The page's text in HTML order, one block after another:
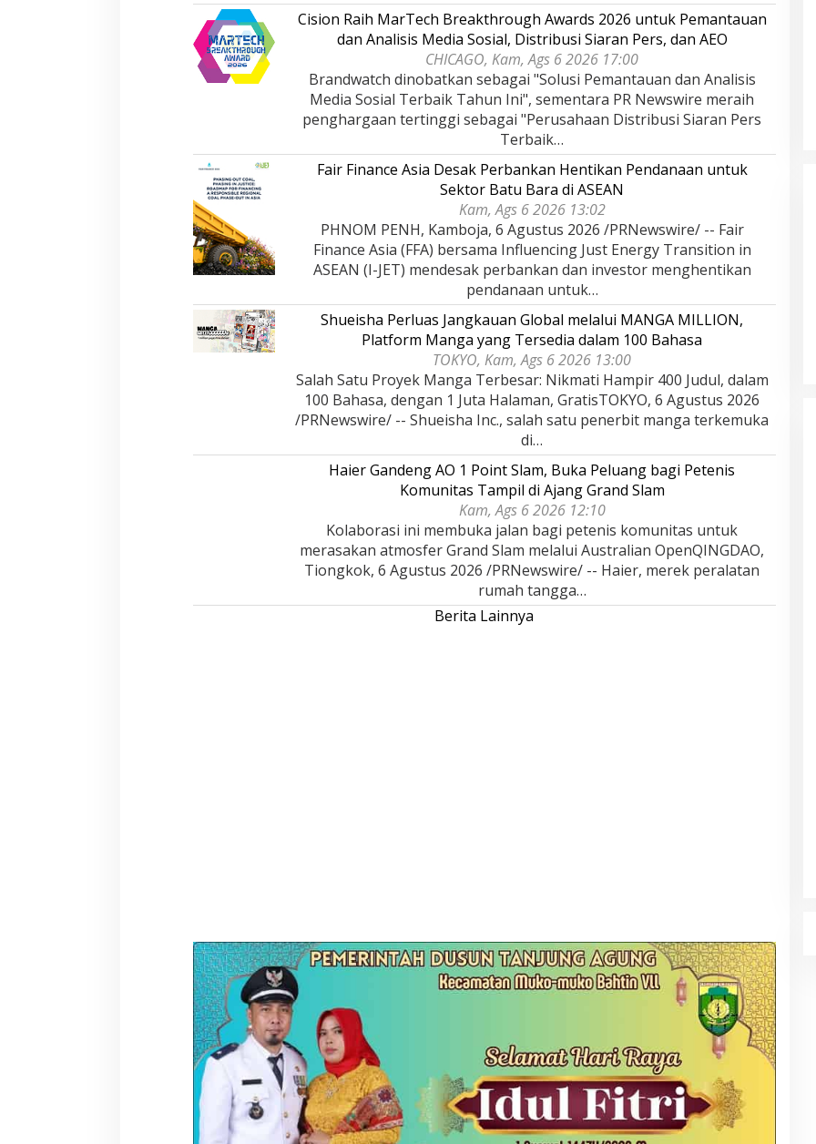
Cision Raih MarTech Breakthrough Awards 2026 untuk Pemantauan
dan Analisis Media Sosial, Distribusi Siaran Pers, dan AEO
CHICAGO, Kam, Ags 6 2026 17:00
Brandwatch dinobatkan sebagai "Solusi Pemantauan dan Analisis
Media Sosial Terbaik Tahun Ini", sementara PR Newswire meraih
penghargaan tertinggi sebagai "Perusahaan Distribusi Siaran Pers
Terbaik…
Fair Finance Asia Desak Perbankan Hentikan Pendanaan untuk
Sektor Batu Bara di ASEAN
Kam, Ags 6 2026 13:02
PHNOM PENH, Kamboja, 6 Agustus 2026 /PRNewswire/ -- Fair
Finance Asia (FFA) bersama Influencing Just Energy Transition in
ASEAN (I-JET) mendesak perbankan dan investor menghentikan
pendanaan untuk…
Shueisha Perluas Jangkauan Global melalui MANGA MILLION,
Platform Manga yang Tersedia dalam 100 Bahasa
TOKYO, Kam, Ags 6 2026 13:00
Salah Satu Proyek Manga Terbesar: Nikmati Hampir 400 Judul, dalam
100 Bahasa, dengan 1 Juta Halaman, GratisTOKYO, 6 Agustus 2026
/PRNewswire/ -- Shueisha Inc., salah satu penerbit manga terkemuka
di…
Haier Gandeng AO 1 Point Slam, Buka Peluang bagi Petenis
Komunitas Tampil di Ajang Grand Slam
Kam, Ags 6 2026 12:10
Kolaborasi ini membuka jalan bagi petenis komunitas untuk
merasakan atmosfer Grand Slam melalui Australian OpenQINGDAO,
Tiongkok, 6 Agustus 2026 /PRNewswire/ -- Haier, merek peralatan
rumah tangga…
Berita Lainnya